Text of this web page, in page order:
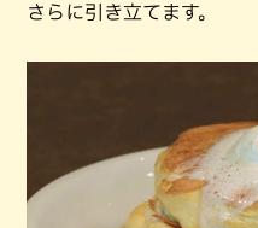
さらに引き立てます。